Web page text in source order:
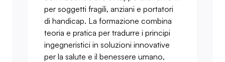
per soggetti fragili, anziani e portatori
di handicap. La formazione combina
teoria e pratica per tradurre i principi
ingegneristici in soluzioni innovative
per la salute e il benessere umano,